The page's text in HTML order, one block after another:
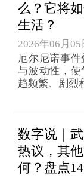
么？它将
生活？
2026年06月05
厄尔尼诺事
与波动性，使
趋频繁、剧烈
数字说｜
热议，其
何？盘点